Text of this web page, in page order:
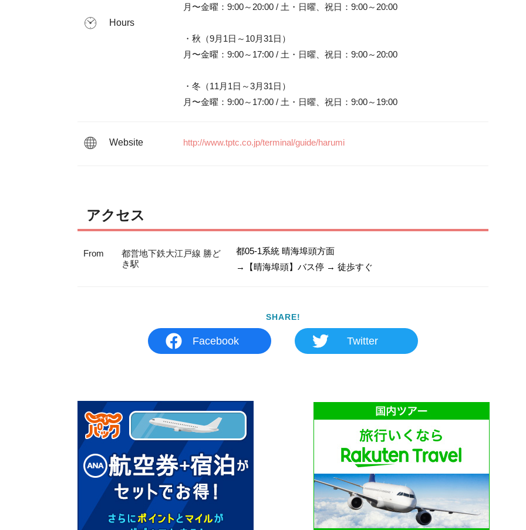
Hours
月〜金曜：9:00～20:00 / 土・日曜、祝日：9:00～20:00
・秋（9月1日～10月31日）
月〜金曜：9:00～17:00 / 土・日曜、祝日：9:00～20:00
・冬（11月1日～3月31日）
月〜金曜：9:00～17:00 / 土・日曜、祝日：9:00～19:00
Website http://www.tptc.co.jp/terminal/guide/harumi
アクセス
From
都営地下鉄大江戸線 勝ど
き駅
都05-1系統 晴海埠頭方面
→【晴海埠頭】バス停 → 徒歩すぐ
SHARE!
Facebook Twitter